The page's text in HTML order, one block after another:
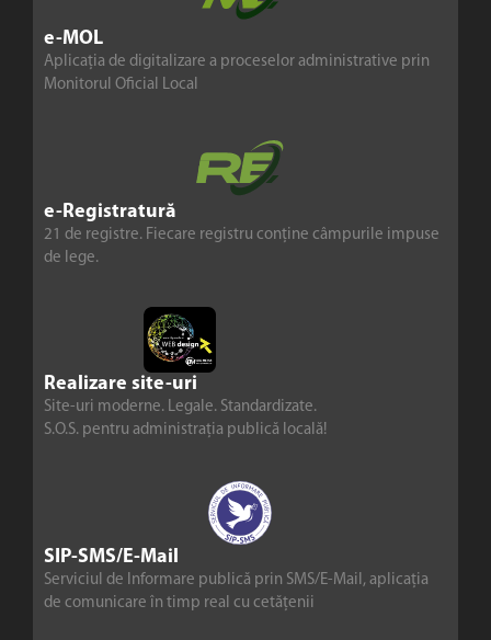
e-MOL
Aplicația de digitalizare a proceselor administrative prin
Monitorul Oficial Local
e-Registratură
21 de registre. Fiecare registru conține câmpurile impuse
de lege.
Realizare site-uri
Site-uri moderne. Legale. Standardizate.
S.O.S. pentru administrația publică locală!
SIP-SMS/E-Mail
Serviciul de Informare publică prin SMS/E-Mail, aplicația
de comunicare în timp real cu cetățenii